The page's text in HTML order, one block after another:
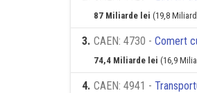
87 Miliarde lei (19,8
3. CAEN: 4730 - Comert
74,4 Miliarde lei (16,9
4. CAEN: 4941 -